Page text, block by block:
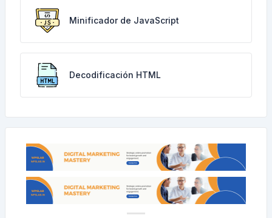
Minificador de JavaScript
Decodificación HTML